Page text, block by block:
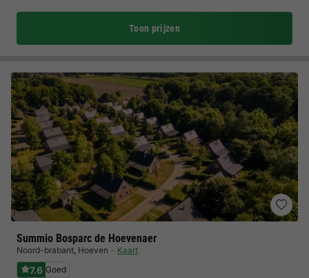
Toon prijzen
Summio Bosparc de Hoevenaer
Noord-brabant, Hoeven Kaart
7.6 Goed